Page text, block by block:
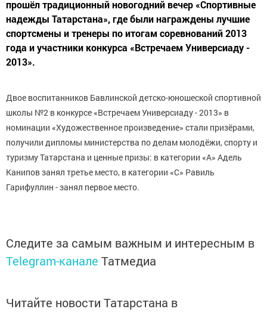
прошёл традиционный новогодний вечер «Спортивные
надежды Татарстана», где были награждены лучшие
спортсмены и тренеры по итогам соревнований 2013
года и участники конкурса «Встречаем Универсиаду -
2013».
Двое воспитанников Бавлинской детско-юношеской спортивной
школы №2 в конкурсе «Встречаем Универсиаду - 2013» в
номинации «Художественное произведение» стали призёрами,
получили дипломы министерства по делам молодёжи, спорту и
туризму Татарстана и ценные призы: в категории «А» Адель
Канипов занял третье место, в категории «С» Равиль
Гарифуллин - занял первое место.
Следите за самым важным и интересным в
Telegram-канале Татмедиа
Читайте новости Татарстана в